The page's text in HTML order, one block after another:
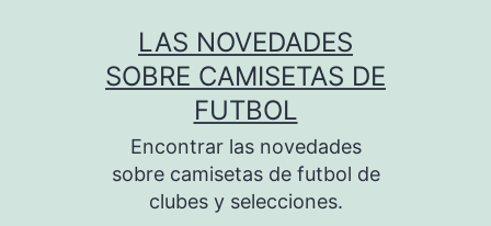
LAS NOVEDADES
SOBRE CAMISETAS DE
FUTBOL
Encontrar las novedades
sobre camisetas de futbol de
clubes y selecciones.